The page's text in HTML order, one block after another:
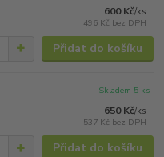
600 Kč/ks
496 Kč bez DPH
Přidat do košíku
650 Kč/ks
537 Kč bez DPH
Skladem 5 ks
Přidat do košíku